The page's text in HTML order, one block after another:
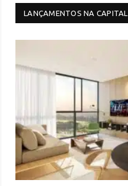
LANÇAMENTOS NA CAPITAL